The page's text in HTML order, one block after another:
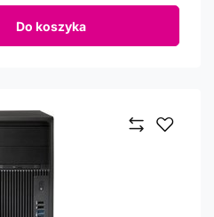
Do koszyka